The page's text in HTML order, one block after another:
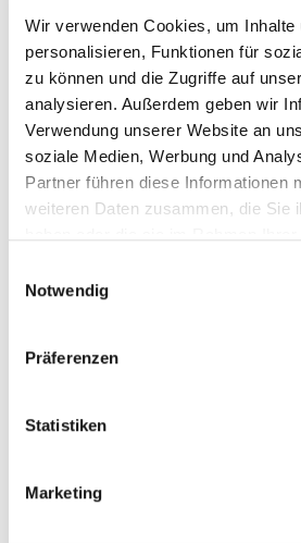
Wir verwenden Cookies, um Inhalte
personalisieren, Funktionen für
zu können und die Zugriffe auf
analysieren. Außerdem geben wir
Verwendung unserer Website an
soziale Medien, Werbung und
Partner führen diese Informationen
weiteren Daten zusammen, die Sie
Cookies, wenn Sie unsere
Notwendig
Präferenzen
Statistiken
Marketing